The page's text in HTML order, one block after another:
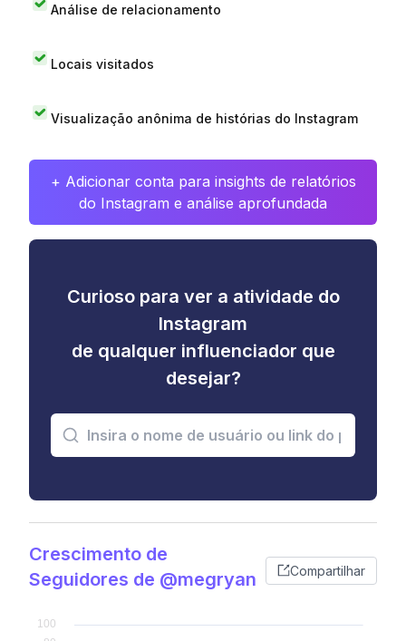
Análise de relacionamento
Locais visitados
Visualização anônima de histórias do Instagram
+ Adicionar conta para insights de relatórios
do Instagram e análise aprofundada
Curioso para ver a atividade do
Instagram
de qualquer influenciador que
desejar?
Crescimento de
Seguidores de @megryan
Compartilhar